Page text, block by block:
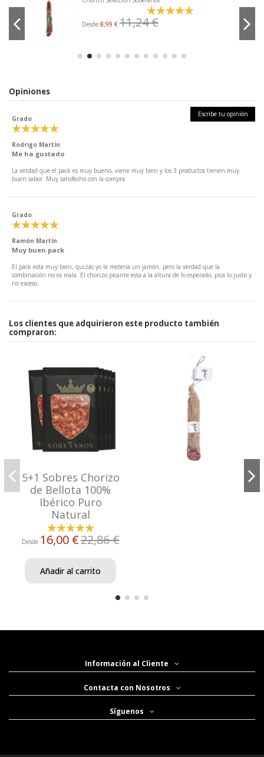
Desde8,99 € 11,24 €
Opiniones
Escribe tu opinión
Grado
Rodrigo Martín
Me ha gustado
La verdad que el pack es muy bueno, viene muy bien y los 3 productos tienen muy
buen sabor. Muy satisfecho con la compra.
Grado
Ramón Martín
Muy buen pack
El pack esta muy bien, quizás yo le metería un jamón, pero la verdad que la
combinación no es mala. El chorizo picante esta a la altura de lo esperado, pica lo justo y
no exceso.
Los clientes que adquirieron este producto también
compraron:
5+1 Sobres Chorizo
de Bellota 100%
Ibérico Puro
Natural
Desde 16,00 €22,86 €
Añadir al carrito
Información al Cliente
Contacta con Nosotros
Síguenos